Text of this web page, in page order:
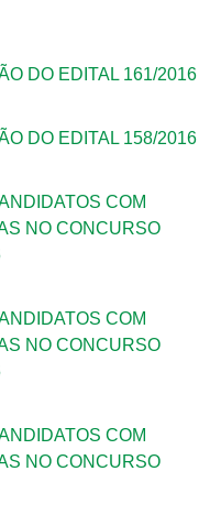
DO EDITAL 161/2016
DO EDITAL 158/2016
COM
NO CONCURSO
COM
NO CONCURSO
COM
NO CONCURSO